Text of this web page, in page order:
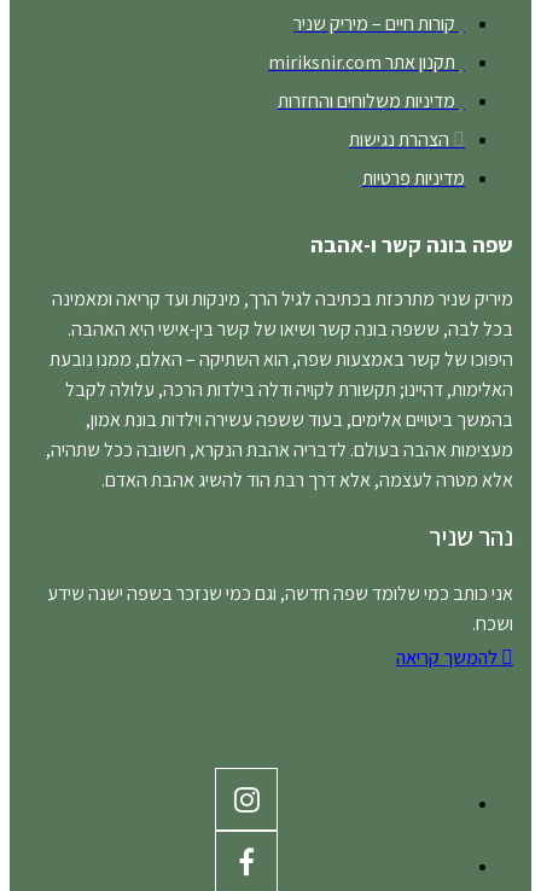
קורות חיים – מיריק שניר
תקנון אתר miriksnir.com
מדיניות משלוחים והחזרות
הצהרת נגישות
מדיניות פרטיות
שפה בונה קשר ו-אהבה
מיריק שניר מתרכזת בכתיבה לגיל הרך, מינקות ועד קריאה ומאמינה
בכל לבה, ששפה בונה קשר ושיאו של קשר בין-אישי היא האהבה.
היפוכו של קשר באמצעות שפה, הוא השתיקה – האלם, ממנו נובעת
האלימות, דהיינו; תקשורת לקויה ודלה בילדות הרכה, עלולה לקבל
בהמשך ביטויים אלימים, בעוד ששפה עשירה וילדות בונת אמון,
מעצימות אהבה בעולם. לדבריה אהבת הנקרא, חשובה ככל שתהיה,
אלא מטרה לעצמה, אלא דרך רבת הוד להשיג אהבת האדם.
נהר שניר
אני כותב כמי שלומד שפה חדשה, וגם כמי שנזכר בשפה ישנה שידע
ושכח.
להמשך קריאה